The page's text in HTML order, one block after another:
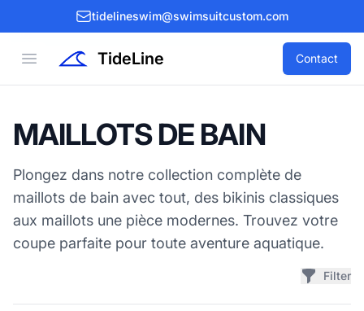
tidelineswim@swimsuitcustom.com
Open menu TideLine Contact
MAILLOTS DE BAIN
Plongez dans notre collection complète de
maillots de bain avec tout, des bikinis classiques
aux maillots une pièce modernes. Trouvez votre
coupe parfaite pour toute aventure aquatique.
Filter